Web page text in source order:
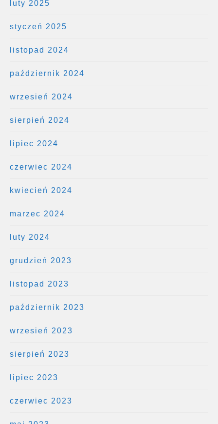
luty 2025
styczeń 2025
listopad 2024
październik 2024
wrzesień 2024
sierpień 2024
lipiec 2024
czerwiec 2024
kwiecień 2024
marzec 2024
luty 2024
grudzień 2023
listopad 2023
październik 2023
wrzesień 2023
sierpień 2023
lipiec 2023
czerwiec 2023